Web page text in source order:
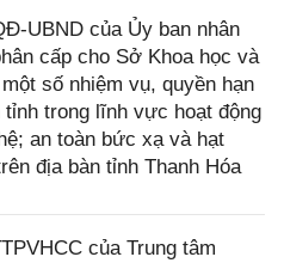
UBND của Ủy ban nhân
cấp cho Sở Khoa học và
số nhiệm vụ, quyền hạn
tỉnh trong lĩnh vực hoạt động
an toàn bức xạ và hạt
địa bàn tỉnh Thanh Hóa
của Trung tâm